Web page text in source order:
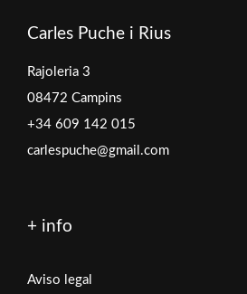
Carles Puche i Rius
Rajoleria 3
08472 Campins
+34 609 142 015
carlespuche@gmail.com
+ info
Aviso legal